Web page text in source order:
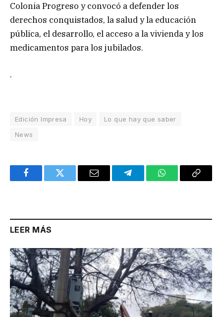
Colonia Progreso y convocó a defender los
derechos conquistados, la salud y la educación
pública, el desarrollo, el acceso a la vivienda y los
medicamentos para los jubilados.
.
Edición Impresa Hoy
Lo que hay que saber
News
FacebookTwitter Email TelegramWhatsAppCopy
LEER MÁS